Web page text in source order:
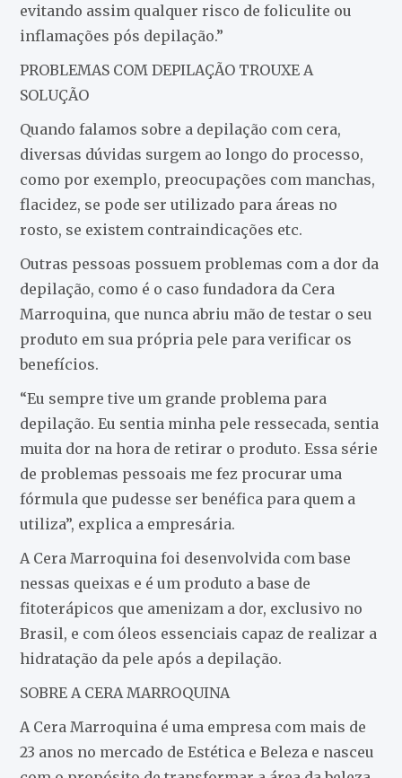
evitando assim qualquer risco de foliculite ou
inflamações pós depilação.”
PROBLEMAS COM DEPILAÇÃO TROUXE A
SOLUÇÃO
Quando falamos sobre a depilação com cera,
diversas dúvidas surgem ao longo do processo,
como por exemplo, preocupações com manchas,
flacidez, se pode ser utilizado para áreas no
rosto, se existem contraindicações etc.
Outras pessoas possuem problemas com a dor da
depilação, como é o caso fundadora da Cera
Marroquina, que nunca abriu mão de testar o seu
produto em sua própria pele para verificar os
benefícios.
“Eu sempre tive um grande problema para
depilação. Eu sentia minha pele ressecada, sentia
muita dor na hora de retirar o produto. Essa série
de problemas pessoais me fez procurar uma
fórmula que pudesse ser benéfica para quem a
utiliza”, explica a empresária.
A Cera Marroquina foi desenvolvida com base
nessas queixas e é um produto a base de
fitoterápicos que amenizam a dor, exclusivo no
Brasil, e com óleos essenciais capaz de realizar a
hidratação da pele após a depilação.
SOBRE A CERA MARROQUINA
A Cera Marroquina é uma empresa com mais de
23 anos no mercado de Estética e Beleza e nasceu